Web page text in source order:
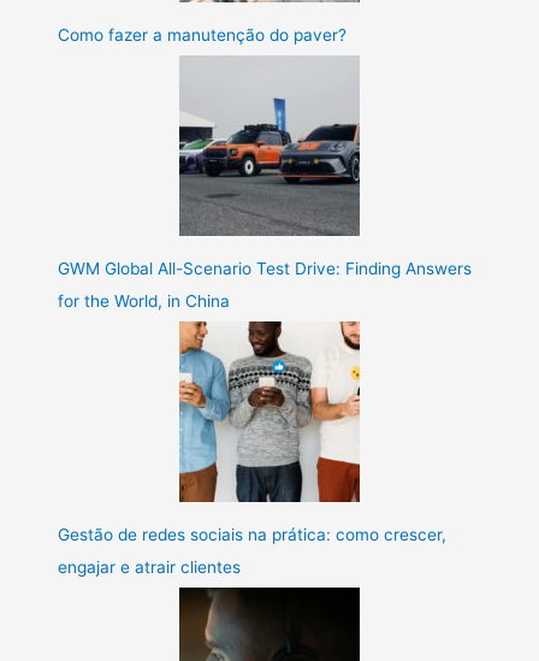
Como fazer a manutenção do paver?
GWM Global All-Scenario Test Drive: Finding Answers
for the World, in China
Gestão de redes sociais na prática: como crescer,
engajar e atrair clientes